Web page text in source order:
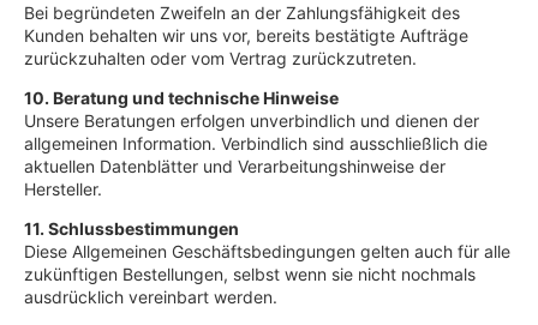
Bei begründeten Zweifeln an der Zahlungsfähigkeit des
Kunden behalten wir uns vor, bereits bestätigte Aufträge
zurückzuhalten oder vom Vertrag zurückzutreten.
10. Beratung und technische Hinweise
Unsere Beratungen erfolgen unverbindlich und dienen der
allgemeinen Information. Verbindlich sind ausschließlich die
aktuellen Datenblätter und Verarbeitungshinweise der
Hersteller.
11. Schlussbestimmungen
Diese Allgemeinen Geschäftsbedingungen gelten auch für alle
zukünftigen Bestellungen, selbst wenn sie nicht nochmals
ausdrücklich vereinbart werden.